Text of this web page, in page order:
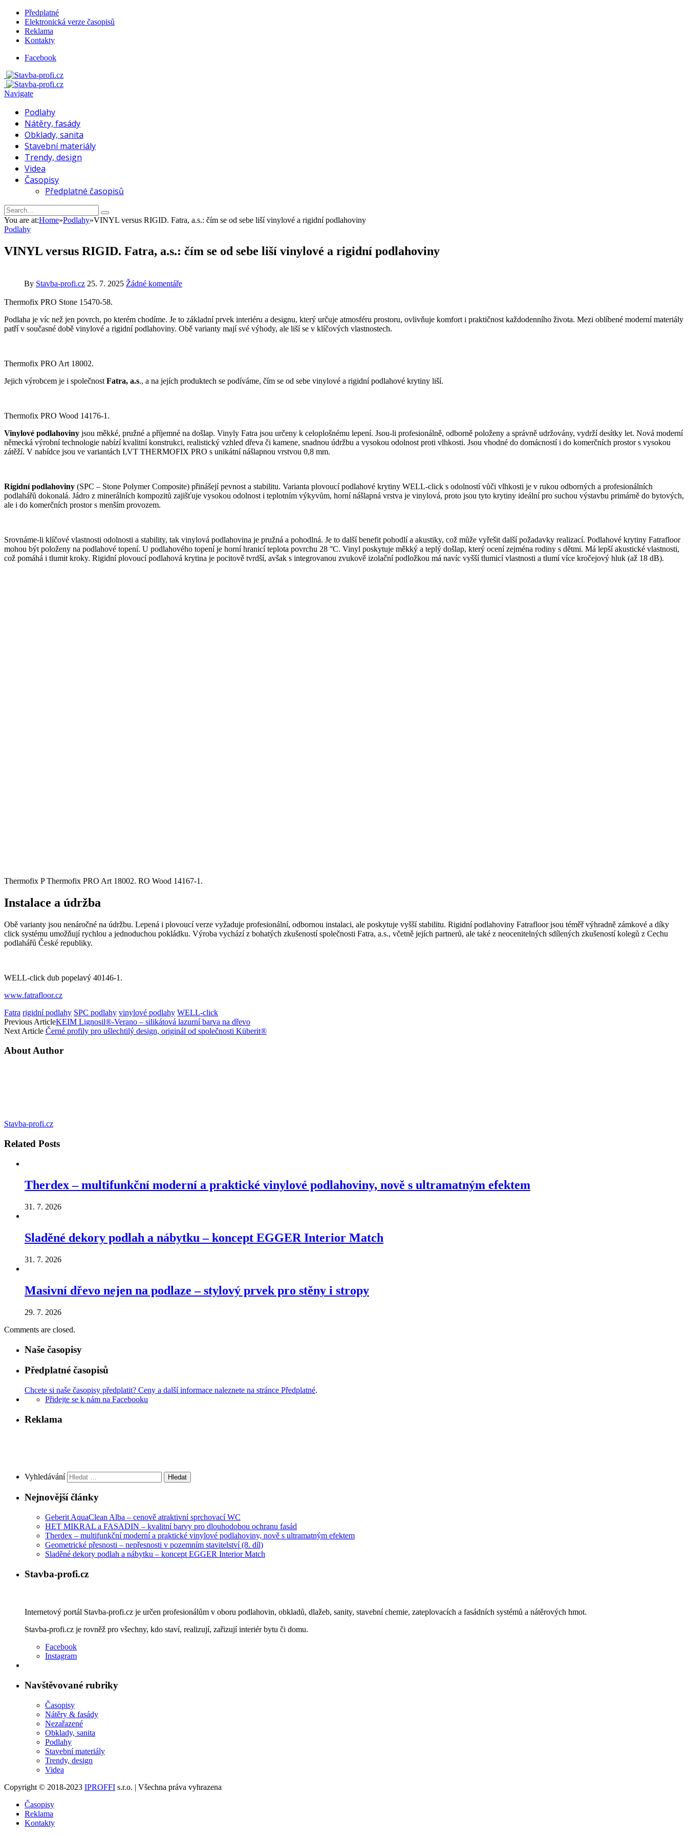
Předplatné
Elektronická verze časopisů
Reklama
Kontakty
Facebook
Navigate
Podlahy
Nátěry, fasády
Obklady, sanita
Stavební materiály
Trendy, design
Videa
Časopisy
Předplatné časopisů
You are at:Home»Podlahy»VINYL versus RIGID. Fatra, a.s.: čím se od sebe liší vinylové a rigidní podlahoviny
Podlahy
VINYL versus RIGID. Fatra, a.s.: čím se od sebe liší vinylové a rigidní podlahoviny
By Stavba-profi.cz 25. 7. 2025 Žádné komentáře
Thermofix PRO Stone 15470-58.
Podlaha je víc než jen povrch, po kterém chodíme. Je to základní prvek interiéru a designu, který určuje atmosféru prostoru, ovlivňuje komfort i praktičnost každodenního života. Mezi oblíbené moderní materiály
patří v současné době vinylové a rigidní podlahoviny. Obě varianty mají své výhody, ale liší se v klíčových vlastnostech.
Thermofix PRO Art 18002.
Jejich výrobcem je i společnost Fatra, a.s., a na jejích produktech se podíváme, čím se od sebe vinylové a rigidní podlahové krytiny liší.
Thermofix PRO Wood 14176-1.
Vinylové podlahoviny jsou měkké, pružné a příjemné na došlap. Vinyly Fatra jsou určeny k celoplošnému lepení. Jsou-li profesionálně, odborně položeny a správně udržovány, vydrží desítky let. Nová moderní
německá výrobní technologie nabízí kvalitní konstrukci, realistický vzhled dřeva či kamene, snadnou údržbu a vysokou odolnost proti vlhkosti. Jsou vhodné do domácností i do komerčních prostor s vysokou
zátěží. V nabídce jsou ve variantách LVT THERMOFIX PRO s unikátní nášlapnou vrstvou 0,8 mm.
Rigidní podlahoviny (SPC – Stone Polymer Composite) přinášejí pevnost a stabilitu. Varianta plovoucí podlahové krytiny WELL-click s odolností vůči vlhkosti je v rukou odborných a profesionálních
podlahářů dokonalá. Jádro z minerálních kompozitů zajišťuje vysokou odolnost i teplotním výkyvům, horní nášlapná vrstva je vinylová, proto jsou tyto krytiny ideální pro suchou výstavbu primárně do bytových,
ale i do komerčních prostor s menším provozem.
Srovnáme-li klíčové vlastnosti odolnosti a stability, tak vinylová podlahovina je pružná a pohodlná. Je to další benefit pohodlí a akustiky, což může vyřešit další požadavky realizací. Podlahové krytiny Fatrafloor
mohou být položeny na podlahové topení. U podlahového topení je horní hranicí teplota povrchu 28 °C. Vinyl poskytuje měkký a teplý došlap, který ocení zejména rodiny s dětmi. Má lepší akustické vlastnosti,
což pomáhá i tlumit kroky. Rigidní plovoucí podlahová krytina je pocitově tvrdší, avšak s integrovanou zvukově izolační podložkou má navíc vyšší tlumicí vlastnosti a tlumí více kročejový hluk (až 18 dB).
Thermofix P Thermofix PRO Art 18002. RO Wood 14167-1.
Instalace a údržba
Obě varianty jsou nenáročné na údržbu. Lepená i plovoucí verze vyžaduje profesionální, odbornou instalaci, ale poskytuje vyšší stabilitu. Rigidní podlahoviny Fatrafloor jsou téměř výhradně zámkové a díky
click systému umožňují rychlou a jednoduchou pokládku. Výroba vychází z bohatých zkušeností společnosti Fatra, a.s., včetně jejích partnerů, ale také z neocenitelných sdílených zkušeností kolegů z Cechu
podlahářů České republiky.
WELL-click dub popelavý 40146-1.
www.fatrafloor.cz
Fatra rigidní podlahy SPC podlahy vinylové podlahy WELL-click
Previous ArticleKEIM Lignosil®-Verano – silikátová lazurní barva na dřevo
Next Article Černé profily pro ušlechtilý design, originál od společnosti Küberit®
About Author
Stavba-profi.cz
Related Posts
Therdex – multifunkční moderní a praktické vinylové podlahoviny, nově s ultramatným efektem
31. 7. 2026
Sladěné dekory podlah a nábytku – koncept EGGER Interior Match
31. 7. 2026
Masivní dřevo nejen na podlaze – stylový prvek pro stěny i stropy
29. 7. 2026
Comments are closed.
Naše časopisy
Předplatné časopisů
Chcete si naše časopisy předplatit? Ceny a další informace naleznete na stránce Předplatné.
Přidejte se k nám na Facebooku
Reklama
Vyhledávání
Nejnovější články
Geberit AquaClean Alba – cenově atraktivní sprchovací WC
HET MIKRAL a FASADIN – kvalitní barvy pro dlouhodobou ochranu fasád
Therdex – multifunkční moderní a praktické vinylové podlahoviny, nově s ultramatným efektem
Geometrické přesnosti – nepřesnosti v pozemním stavitelství (8. díl)
Sladěné dekory podlah a nábytku – koncept EGGER Interior Match
Stavba-profi.cz
Internetový portál Stavba-profi.cz je určen profesionálům v oboru podlahovin, obkladů, dlažeb, sanity, stavební chemie, zateplovacích a fasádních systémů a nátěrových hmot.
Stavba-profi.cz je rovněž pro všechny, kdo staví, realizují, zařizují interiér bytu či domu.
Facebook
Instagram
Navštěvované rubriky
Časopisy
Nátěry & fasády
Nezařazené
Obklady, sanita
Podlahy
Stavební materiály
Trendy, design
Videa
Copyright © 2018-2023 IPROFFI s.r.o. | Všechna práva vyhrazena
Časopisy
Reklama
Kontakty